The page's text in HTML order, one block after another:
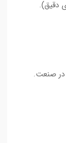
دقیق).
در صنعت.